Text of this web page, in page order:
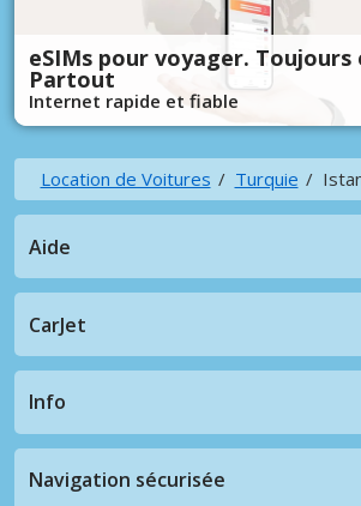
eSIMs pour voyager. Toujours
Partout
Internet rapide et fiable
Location de Voitures Turquie
Aide
CarJet
Info
Navigation sécurisée